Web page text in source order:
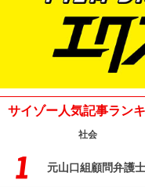
サイゾー人気記事ラン
社会
元山口組顧問弁護